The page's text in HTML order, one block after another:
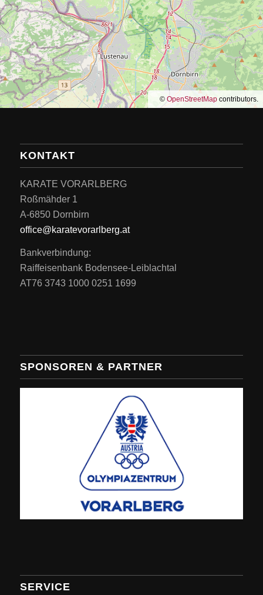
© OpenStreetMap contributors.
KONTAKT
KARATE VORARLBERG
Roßmähder 1
A-6850 Dornbirn
office@karatevorarlberg.at
Bankverbindung:
Raiffeisenbank Bodensee-Leiblachtal
AT76 3743 1000 0251 1699
SPONSOREN & PARTNER
SERVICE